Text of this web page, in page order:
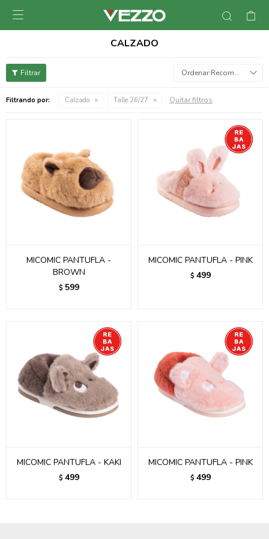

CALZADO
Recomendados
Filtrando por: Calzado Talle 26/27 Quitar filtros
MICOMIC PANTUFLA -
BROWN
$ 599
MICOMIC PANTUFLA - PINK
$ 499
MICOMIC PANTUFLA - KAKI
$ 499
MICOMIC PANTUFLA - PINK
$ 499